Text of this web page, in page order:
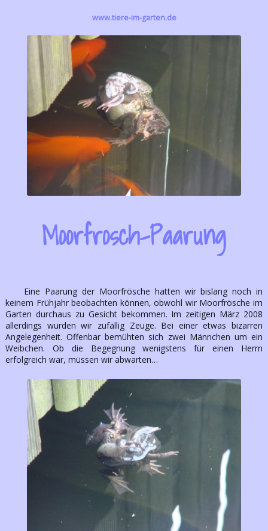
www.tiere-im-garten.de
Moorfrosch-Paarung
Eine Paarung der Moorfrösche hatten wir bislang noch in
keinem Frühjahr beobachten können, obwohl wir Moorfrösche im
Garten durchaus zu Gesicht bekommen. Im zeitigen März 2008
allerdings wurden wir zufällig Zeuge. Bei einer etwas bizarren
Angelegenheit. Offenbar bemühten sich zwei Männchen um ein
Weibchen. Ob die Begegnung wenigstens für einen Herrn
erfolgreich war, müssen wir abwarten…